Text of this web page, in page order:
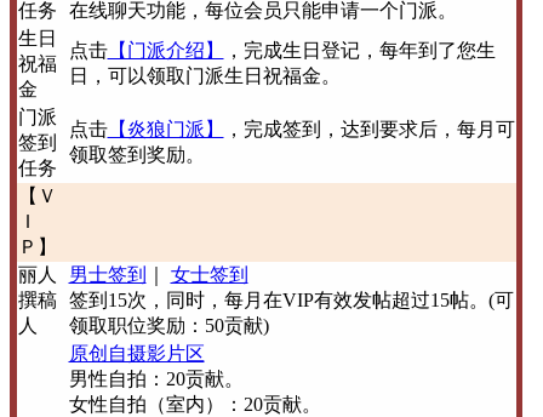
任务
在线聊天功能，每位会员只能申请一个门派。
生日
祝福
金
点击【门派介绍】
，完成生日登记，每年到了您生
日，可以领取门派生日祝福金。
门派
签到
任务
点击【炎狼门派】
，完成签到，达到要求后，每月可
领取签到奖励。
【Ｖ
Ｉ
Ｐ】
丽人
撰稿
人
男士签到
女士签到
签到15次，同时，每月在VIP有效发帖超过15帖。(可
领取职位奖励：50贡献)
原创自摄影片区
男性自拍：20贡献。
女性自拍（室内）：20贡献。